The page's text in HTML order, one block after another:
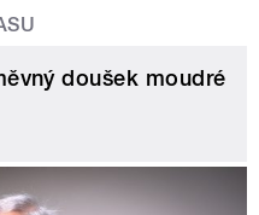
doušek moudré